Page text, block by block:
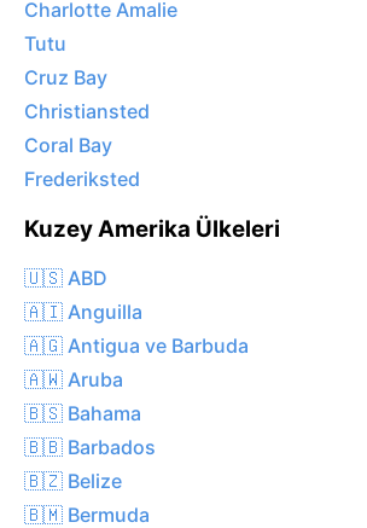
Charlotte Amalie
Tutu
Cruz Bay
Christiansted
Coral Bay
Frederiksted
Kuzey Amerika Ülkeleri
🇺🇸 ABD
🇦🇮 Anguilla
🇦🇬 Antigua ve Barbuda
🇦🇼 Aruba
🇧🇸 Bahama
🇧🇧 Barbados
🇧🇿 Belize
🇧🇲 Bermuda